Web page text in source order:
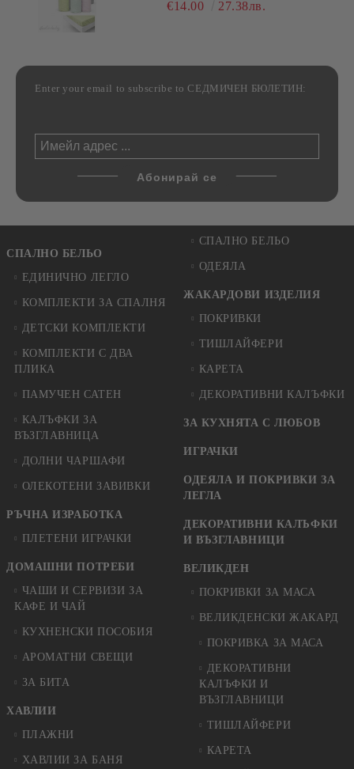
€14.00 27.38лв.
Enter your email to subscribe to СЕДМИЧЕН БЮЛЕТИН:
СПАЛНО БЕЛЬО
ЕДИНИЧНО ЛЕГЛО
КОМПЛЕКТИ ЗА СПАЛНЯ
ДЕТСКИ КОМПЛЕКТИ
КОМПЛЕКТИ С ДВА
ПЛИКА
ПАМУЧЕН САТЕН
КАЛЪФКИ ЗА
ВЪЗГЛАВНИЦА
ДОЛНИ ЧАРШАФИ
ОЛЕКОТЕНИ ЗАВИВКИ
РЪЧНА ИЗРАБОТКА
ПЛЕТЕНИ ИГРАЧКИ
ДОМАШНИ ПОТРЕБИ
ЧАШИ И СЕРВИЗИ ЗА
КАФЕ И ЧАЙ
КУХНЕНСКИ ПОСОБИЯ
АРОМАТНИ СВЕЩИ
ЗА БИТА
ХАВЛИИ
ПЛАЖНИ
ХАВЛИИ ЗА БАНЯ
СПАЛНО БЕЛЬО
ОДЕЯЛА
ЖАКАРДОВИ ИЗДЕЛИЯ
ПОКРИВКИ
ТИШЛАЙФЕРИ
КАРЕТА
ДЕКОРАТИВНИ КАЛЪФКИ
ЗА КУХНЯТА С ЛЮБОВ
ИГРАЧКИ
ОДЕЯЛА И ПОКРИВКИ ЗА
ЛЕГЛА
ДЕКОРАТИВНИ КАЛЪФКИ
И ВЪЗГЛАВНИЦИ
ВЕЛИКДЕН
ПОКРИВКИ ЗА МАСА
ВЕЛИКДЕНСКИ ЖАКАРД
ПОКРИВКА ЗА МАСА
ДЕКОРАТИВНИ
КАЛЪФКИ И
ВЪЗГЛАВНИЦИ
ТИШЛАЙФЕРИ
КАРЕТА